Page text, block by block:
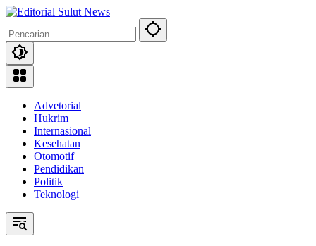
Langsung
konten
Advetorial
Hukrim
Internasional
Kesehatan
Otomotif
Pendidikan
Politik
Teknologi